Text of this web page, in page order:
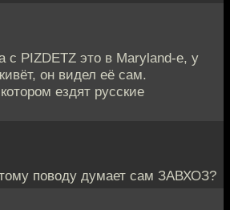
с PIZDETZ это в Maryland-e, у
он видел её сам.
ездят русские
поводу думает сам ЗАВХОЗ?